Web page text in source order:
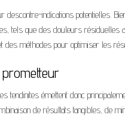
descontre-indications potentielles.
tels que des douleurs résiduelles
méthodes pour optimiser les
tendinites émettent donc
de résultats tangibles, de